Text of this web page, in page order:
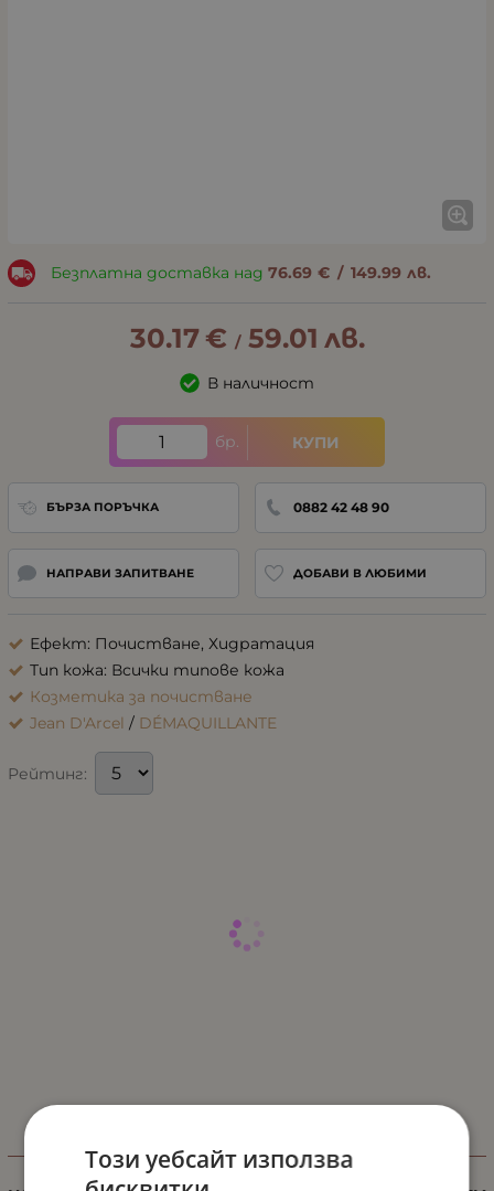
Безплатна доставка над 76.69 € / 149.99 лв.
30.17 € / 59.01 лв.
В наличност
бр. КУПИ
БЪРЗА ПОРЪЧКА 0882 42 48 90
НАПРАВИ ЗАПИТВАНЕ ДОБАВИ В ЛЮБИМИ
Ефект: Почистване, Хидратация
Тип кожа: Всички типове кожа
Козметика за почистване
Jean D'Arcel / DÉMAQUILLANTE
Рейтинг:
ИНФОРМАЦИЯ
Този уебсайт използва